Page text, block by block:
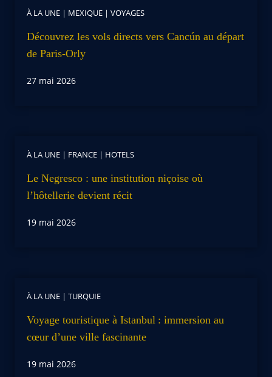
À LA UNE | MEXIQUE | VOYAGES
Découvrez les vols directs vers Cancún au départ
de Paris-Orly
27 mai 2026
À LA UNE | FRANCE | HOTELS
Le Negresco : une institution niçoise où
l’hôtellerie devient récit
19 mai 2026
À LA UNE | TURQUIE
Voyage touristique à Istanbul : immersion au
cœur d’une ville fascinante
19 mai 2026